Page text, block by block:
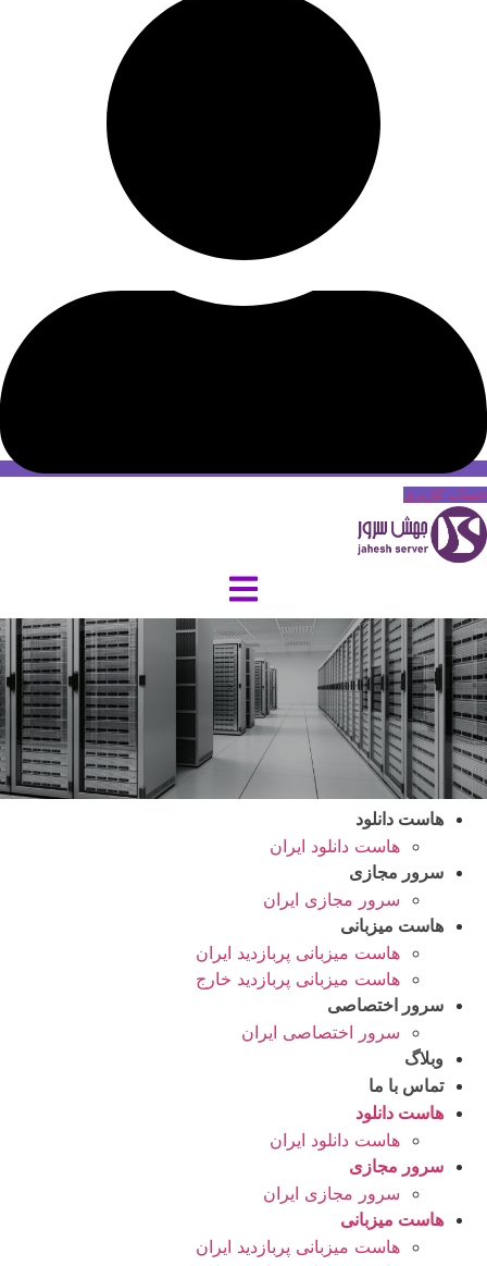
حساب کاربری
هاست دانلود
هاست دانلود ایران
سرور مجازی
سرور مجازی ایران
هاست میزبانی
هاست میزبانی پربازدید ایران
هاست میزبانی پربازدید خارج
سرور اختصاصی
سرور اختصاصی ایران
وبلاگ
تماس با ما
هاست دانلود
هاست دانلود ایران
سرور مجازی
سرور مجازی ایران
هاست میزبانی
هاست میزبانی پربازدید ایران